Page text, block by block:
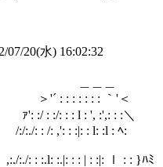
07/20(水) 16:02:32
: : ｀'＜
: ', :',: : :＼
: l: :l : ﾍ:
| : :|: ｌ : : }ﾊﾐ